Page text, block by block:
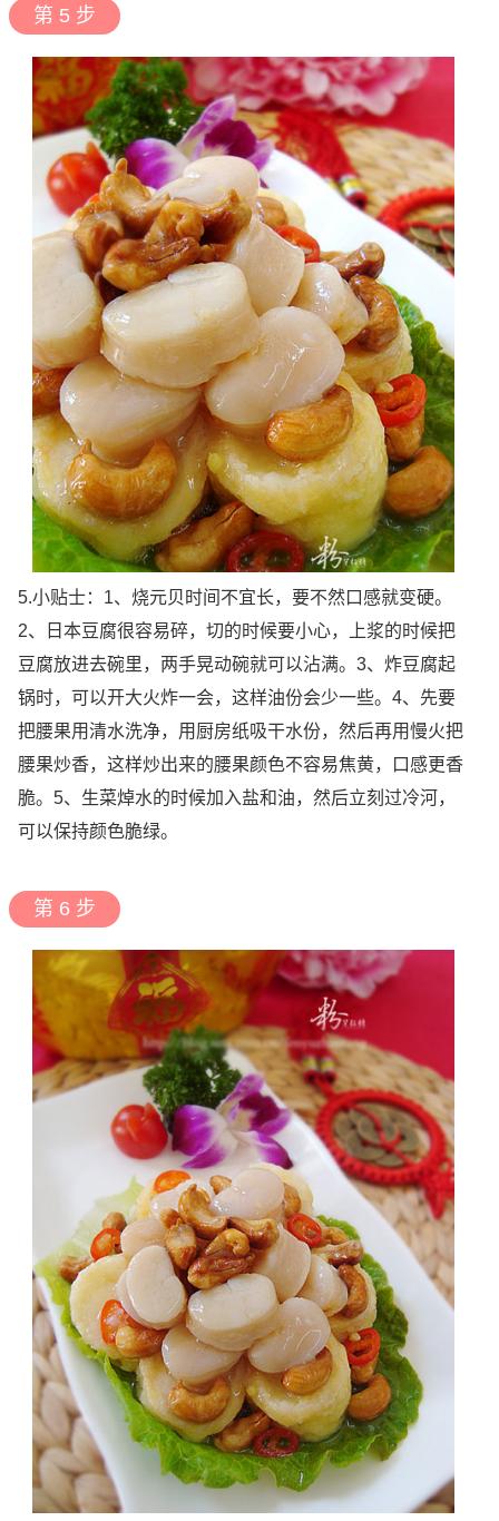
第 5 步
5.小贴士：1、烧元贝时间不宜长，要不然口感就变硬。
2、日本豆腐很容易碎，切的时候要小心，上浆的时候把
豆腐放进去碗里，两手晃动碗就可以沾满。3、炸豆腐起
锅时，可以开大火炸一会，这样油份会少一些。4、先要
把腰果用清水洗净，用厨房纸吸干水份，然后再用慢火把
腰果炒香，这样炒出来的腰果颜色不容易焦黄，口感更香
脆。5、生菜焯水的时候加入盐和油，然后立刻过冷河，
可以保持颜色脆绿。
第 6 步